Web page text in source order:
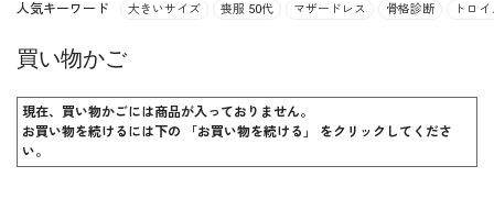
人気キーワード 大きいサイズ 喪服 50代 マザードレス 骨格診断 トロ
買い物かご
現在、買い物かごには商品が入っておりません。
お買い物を続けるには下の 「お買い物を続ける」 をクリックしてくださ
い。